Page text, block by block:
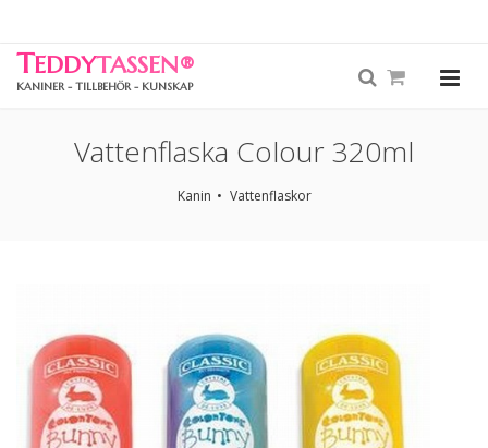
TEDDYTASSEN®
KANINER - TILLBEHÖR - KUNSKAP
Vattenflaska Colour 320ml
Kanin Vattenflaskor